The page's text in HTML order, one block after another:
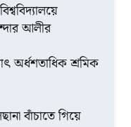
আলীর
অর্ধশতাধিক শ্রমিক
বাঁচাতে গিয়ে